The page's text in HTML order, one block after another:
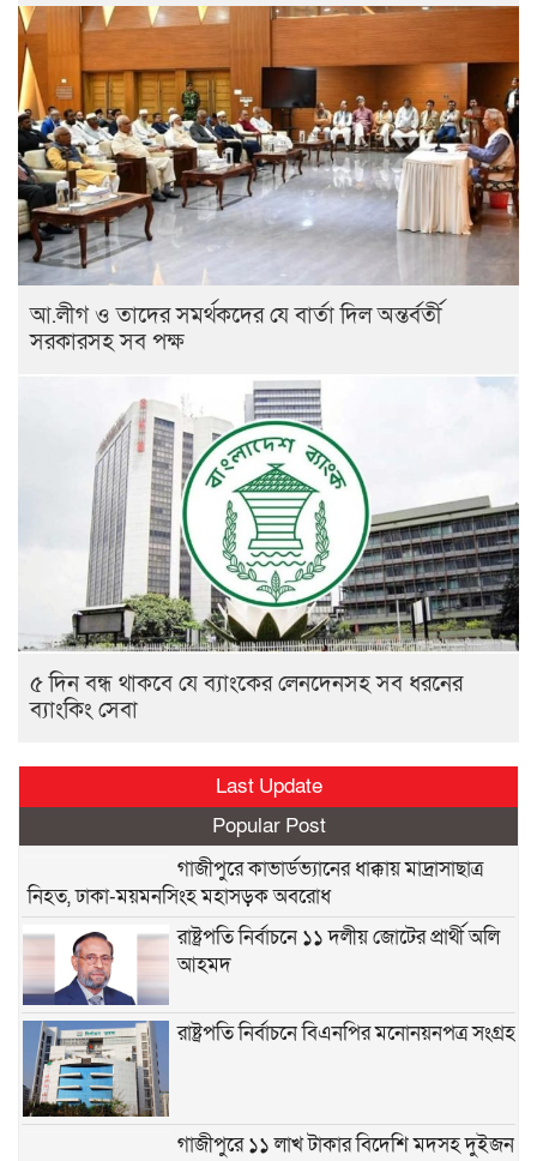
আ.লীগ ও তাদের সমর্থকদের যে বার্তা দিল অন্তর্বর্তী
সরকারসহ সব পক্ষ
৫ দিন বন্ধ থাকবে যে ব্যাংকের লেনদেনসহ সব ধরনের
ব‌্যাং‌কিং সেবা
Last Update
Popular Post
গাজীপুরে কাভার্ডভ্যানের ধাক্কায় মাদ্রাসাছাত্র
নিহত, ঢাকা-ময়মনসিংহ মহাসড়ক অবরোধ
রাষ্ট্রপতি নির্বাচনে ১১ দলীয় জোটের প্রার্থী অলি
আহমদ
রাষ্ট্রপতি নির্বাচনে বিএনপির মনোনয়নপত্র সংগ্রহ
গাজীপুরে ১১ লাখ টাকার বিদেশি মদসহ দুইজন